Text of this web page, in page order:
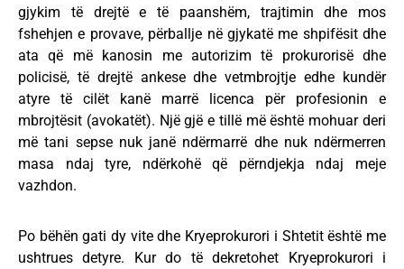
gjykim të drejtë e të paanshëm, trajtimin dhe mos
fshehjen e provave, përballje në gjykatë me shpifësit dhe
ata që më kanosin me autorizim të prokurorisë dhe
policisë, të drejtë ankese dhe vetmbrojtje edhe kundër
atyre të cilët kanë marrë licenca për profesionin e
mbrojtësit (avokatët). Një gjë e tillë më është mohuar deri
më tani sepse nuk janë ndërmarrë dhe nuk ndërmerren
masa ndaj tyre, ndërkohë që përndjekja ndaj meje
vazhdon.
Po bëhën gati dy vite dhe Kryeprokurori i Shtetit është me
ushtrues detyre. Kur do të dekretohet Kryeprokurori i